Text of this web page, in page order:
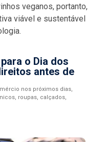
veganos, portanto,
viável e sustentável
o Dia dos
antes de
nos próximos dias,
roupas, calçados,